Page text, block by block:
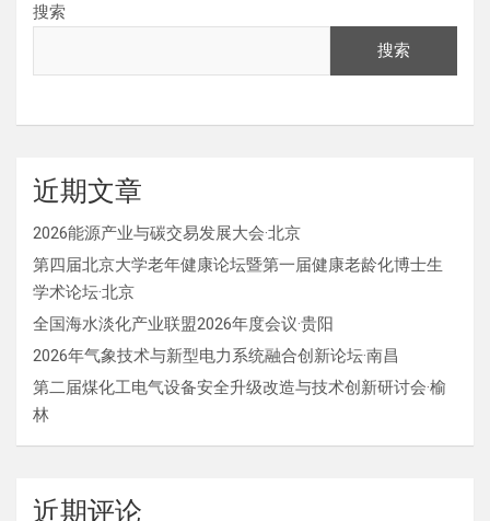
搜索
搜索
近期文章
2026能源产业与碳交易发展大会·北京
第四届北京大学老年健康论坛暨第一届健康老龄化博士生
学术论坛·北京
全国海水淡化产业联盟2026年度会议·贵阳
2026年气象技术与新型电力系统融合创新论坛·南昌
第二届煤化工电气设备安全升级改造与技术创新研讨会·榆
林
近期评论